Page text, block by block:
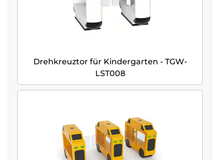
Drehkreuztor für Kindergarten - TGW-
LST008